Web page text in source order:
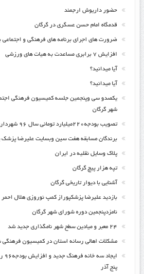
حضور داریوش ارجمند
قدمگاه امام حسن عسگری در گرگان
ضرورت های اجرای برنامه های فرهنگی و
افزایش ۷ برابری مساعدت به هیات های ورزشی
آیا میدانید؟
آیا میدانید؟
یکصدو سی وپنجمین جلسه کمیسیون فرهنگی
شهر گرگان
تصویب بودجه۲۲۰میلیارد تومانی سال ۹۶ شهرداری گرگان
برندگان مسابقه هفت سین وبسایت علیرضا پزشک
پلاک وسایل نقلیه در ایران
تپه هزار پیچ گرگان
آشنایی با دیوار تاریخی گرگان
بازدید علیرضا پزشکپوراز کمپ نوروزی هلال
نامزدپنجمین دوره شورای شهر گرگان
۲۴ معبر و میادین سطح شهر نامگذاری جدید شد
مشکلات اهالی رسانه استان در کمیسیون
پنج آذر